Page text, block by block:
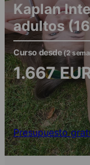
Kaplan
adultos
Curso desde(2
1.667
Presupuesto